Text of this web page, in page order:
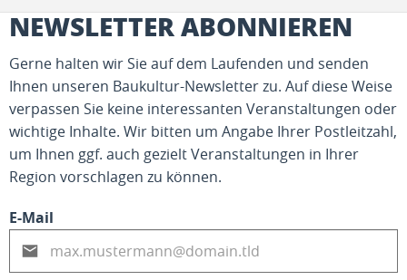
NEWSLETTER ABONNIEREN
Gerne halten wir Sie auf dem Laufenden und senden
Ihnen unseren Baukultur-Newsletter zu. Auf diese Weise
verpassen Sie keine interessanten Veranstaltungen oder
wichtige Inhalte. Wir bitten um Angabe Ihrer Postleitzahl,
um Ihnen ggf. auch gezielt Veranstaltungen in Ihrer
Region vorschlagen zu können.
E-Mail